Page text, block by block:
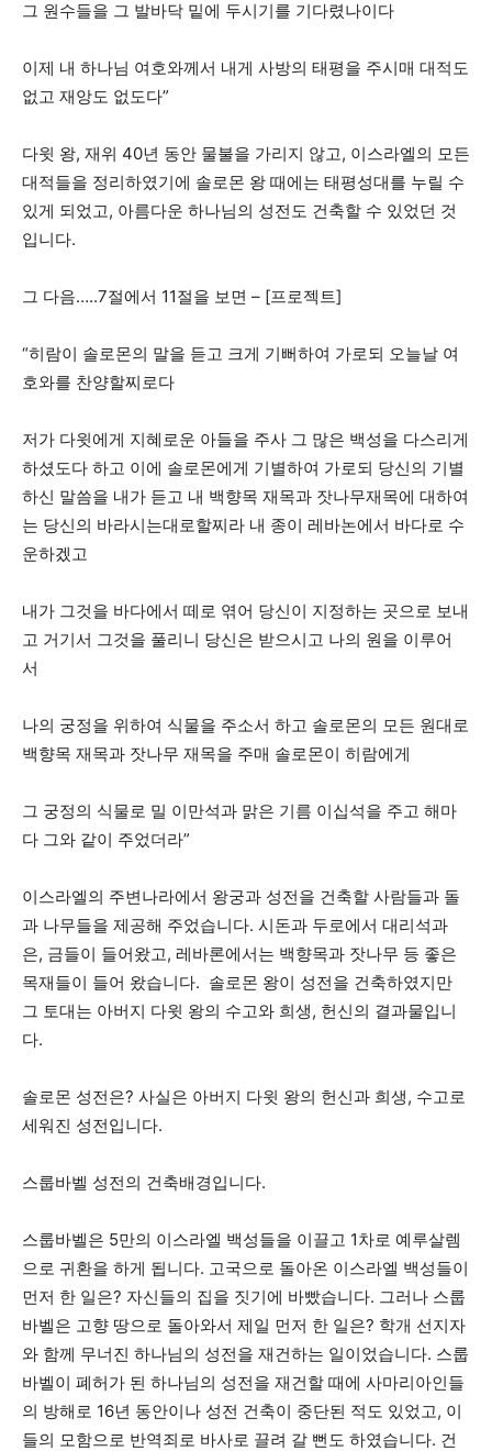
그 원수들을 그 발바닥 밑에 두시기를 기다렸나이다
이제 내 하나님 여호와께서 내게 사방의 태평을 주시매 대적도
없고 재앙도 없도다”
다윗 왕, 재위 40년 동안 물불을 가리지 않고, 이스라엘의 모든
대적들을 정리하였기에 솔로몬 왕 때에는 태평성대를 누릴 수
있게 되었고, 아름다운 하나님의 성전도 건축할 수 있었던 것
입니다.
그 다음…..7절에서 11절을 보면 – [프로젝트]
“히람이 솔로몬의 말을 듣고 크게 기뻐하여 가로되 오늘날 여
호와를 찬양할찌로다
저가 다윗에게 지혜로운 아들을 주사 그 많은 백성을 다스리게
하셨도다 하고 이에 솔로몬에게 기별하여 가로되 당신의 기별
하신 말씀을 내가 듣고 내 백향목 재목과 잣나무재목에 대하여
는 당신의 바라시는대로할찌라 내 종이 레바논에서 바다로 수
운하겠고
내가 그것을 바다에서 떼로 엮어 당신이 지정하는 곳으로 보내
고 거기서 그것을 풀리니 당신은 받으시고 나의 원을 이루어
서
나의 궁정을 위하여 식물을 주소서 하고 솔로몬의 모든 원대로
백향목 재목과 잣나무 재목을 주매 솔로몬이 히람에게
그 궁정의 식물로 밀 이만석과 맑은 기름 이십석을 주고 해마
다 그와 같이 주었더라”
이스라엘의 주변나라에서 왕궁과 성전을 건축할 사람들과 돌
과 나무들을 제공해 주었습니다. 시돈과 두로에서 대리석과
은, 금들이 들어왔고, 레바론에서는 백향목과 잣나무 등 좋은
목재들이 들어 왔습니다. 솔로몬 왕이 성전을 건축하였지만
그 토대는 아버지 다윗 왕의 수고와 희생, 헌신의 결과물입니
다.
솔로몬 성전은? 사실은 아버지 다윗 왕의 헌신과 희생, 수고로
세워진 성전입니다.
스룹바벨 성전의 건축배경입니다.
스룹바벨은 5만의 이스라엘 백성들을 이끌고 1차로 예루살렘
으로 귀환을 하게 됩니다. 고국으로 돌아온 이스라엘 백성들이
먼저 한 일은? 자신들의 집을 짓기에 바빴습니다. 그러나 스룹
바벨은 고향 땅으로 돌아와서 제일 먼저 한 일은? 학개 선지자
와 함께 무너진 하나님의 성전을 재건하는 일이었습니다. 스룹
바벨이 폐허가 된 하나님의 성전을 재건할 때에 사마리아인들
의 방해로 16년 동안이나 성전 건축이 중단된 적도 있었고, 이
들의 모함으로 반역죄로 바사로 끌려 갈 뻔도 하였습니다. 건